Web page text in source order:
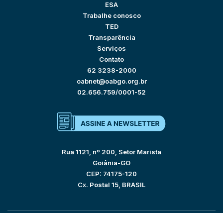
ESA
Trabalhe conosco
TED
Transparência
Serviços
Contato
62 3238-2000
oabnet@oabgo.org.br
02.656.759/0001-52
Rua 1121, nº 200, Setor Marista
Goiânia-GO
CEP: 74175-120
Cx. Postal 15, BRASIL